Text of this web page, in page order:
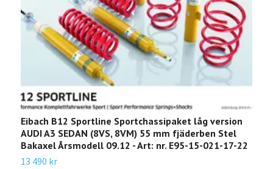
Eibach B12 Sportline Sportchassipaket låg version
AUDI A3 SEDAN (8VS, 8VM) 55 mm fjäderben Stel
Bakaxel Årsmodell 09.12 - Art: nr. E95-15-021-17-22
13 490 kr